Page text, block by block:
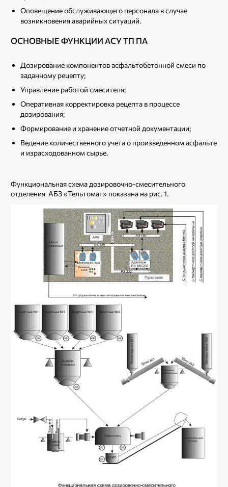
Оповещение обслуживающего персонала в случае
возникновения аварийных ситуаций.
ОСНОВНЫЕ ФУНКЦИИ АСУ ТП ПА
Дозирование компонентов асфальтобетонной смеси по
заданному рецепту;
Управление работой смесителя;
Оперативная корректировка рецепта в процессе
дозирования;
Формирование и хранение отчетной документации;
Ведение количественного учета о произведенном асфальте
и израсходованном сырье.
Функциональная схема дозировочно-смесительного
отделения АБЗ «Тельтомат» показана на рис. 1.